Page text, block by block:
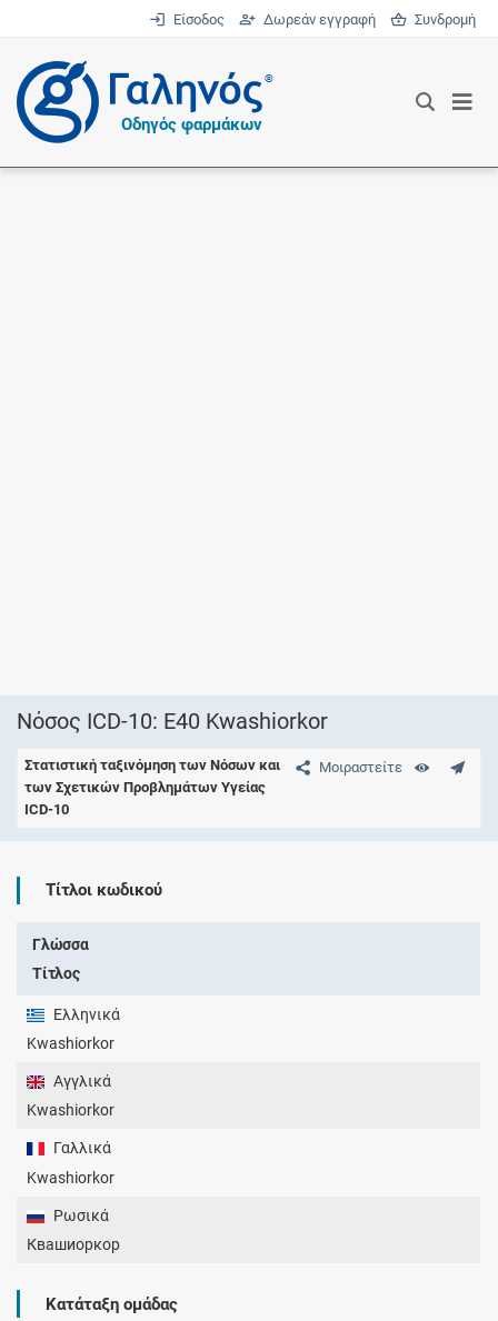
Είσοδος Δωρεάν εγγραφή Συνδρομή
®
Οδηγός φαρμάκων
Νόσος ICD-10: E40 Kwashiorkor
Μοιραστείτε
Στατιστική ταξινόμηση των Νόσων και
των Σχετικών Προβλημάτων Υγείας
ICD-10
Τίτλοι κωδικού
Γλώσσα
Τίτλος
Ελληνικά
Kwashiorkor
Αγγλικά
Kwashiorkor
Γαλλικά
Kwashiorkor
Ρωσικά
Квашиоркор
Κατάταξη ομάδας